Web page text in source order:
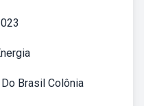
Brasil Colônia